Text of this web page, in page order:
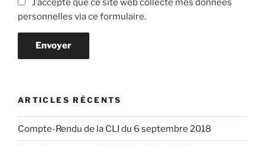
J’accepte que ce site web collecte mes données
personnelles via ce formulaire.
Envoyer
ARTICLES RÉCENTS
Compte-Rendu de la CLI du 6 septembre 2018